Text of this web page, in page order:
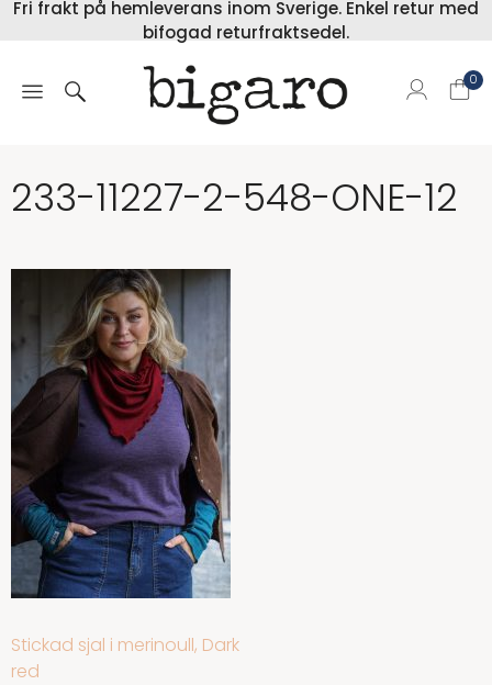
Fri frakt på hemleverans inom Sverige. Enkel retur med
bifogad returfraktsedel.
0
233-11227-2-548-ONE-12
INLÄGGSNAVIGERING
Stickad sjal i merinoull, Dark
red